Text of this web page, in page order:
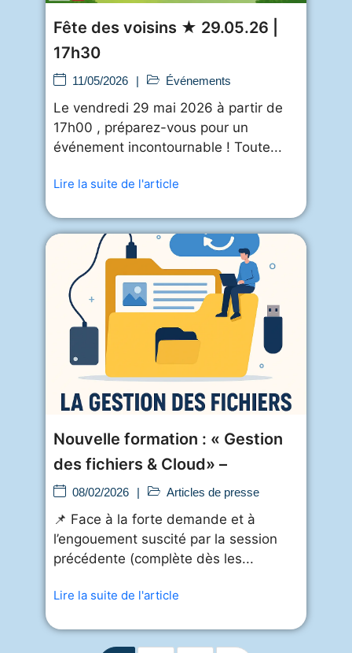
Fête des voisins ★ 29.05.26 |
17h30
11/05/2026 | Événements
Le vendredi 29 mai 2026 à partir de
17h00 , préparez-vous pour un
événement incontournable ! Toute...
Lire la suite de l'article
Nouvelle formation : « Gestion
des fichiers & Cloud» –
08/02/2026 | Articles de presse
📌 Face à la forte demande et à
l’engouement suscité par la session
précédente (complète dès les...
Lire la suite de l'article